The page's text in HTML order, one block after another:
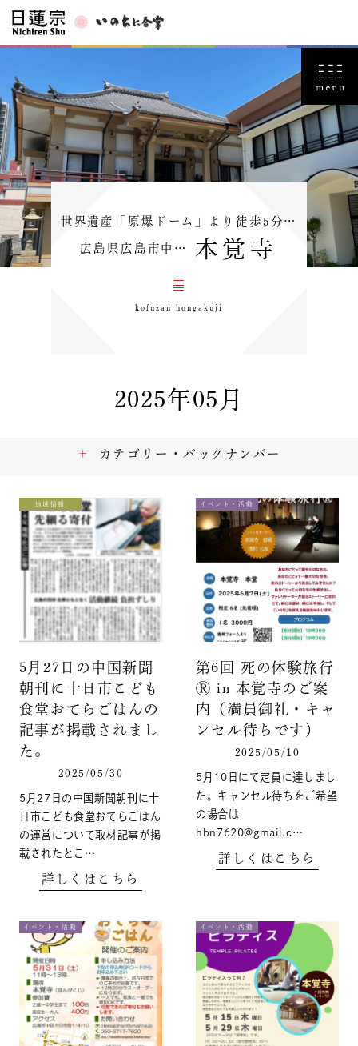
世界遺産「原爆ドーム」より徒歩5分…
広島県広島市中… 本覚寺
kofuzan hongakuji
2025年05月
地域情報
5月27日の中国新聞
朝刊に十日市こども
食堂おてらごはんの
記事が掲載されまし
た。
2025/05/30
5月27日の中国新聞朝刊に十
日市こども食堂おてらごはん
の運営について取材記事が掲
載されたとこ…
詳しくはこちら
イベント・活動
第6回 死の体験旅行
Ⓡ in 本覚寺のご案
内（満員御礼・キャ
ンセル待ちです）
2025/05/10
5月10日にて定員に達しまし
た。キャンセル待ちをご希望
の場合は
hbn7620@gmail.c…
詳しくはこちら
イベント・活動 イベント・活動
カテゴリー・バックナンバー